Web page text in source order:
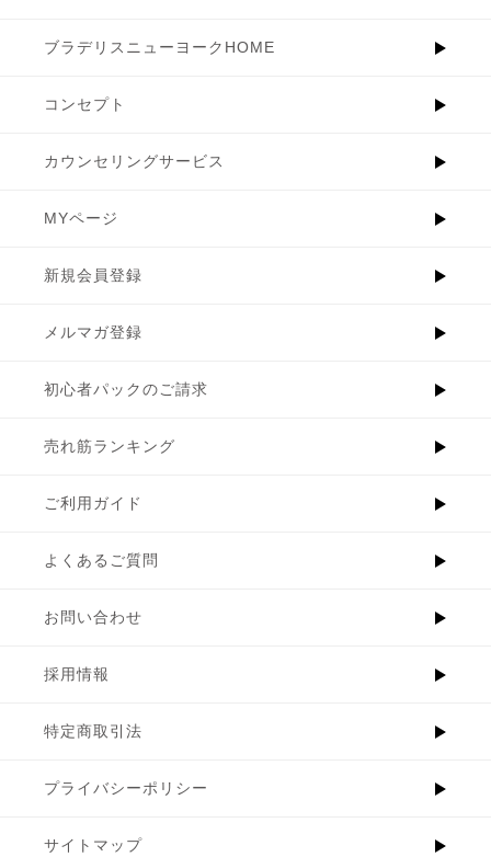
ブラデリスニューヨークHOME
コンセプト
カウンセリングサービス
MYページ
新規会員登録
メルマガ登録
初心者パックのご請求
売れ筋ランキング
ご利用ガイド
よくあるご質問
お問い合わせ
採用情報
特定商取引法
プライバシーポリシー
サイトマップ